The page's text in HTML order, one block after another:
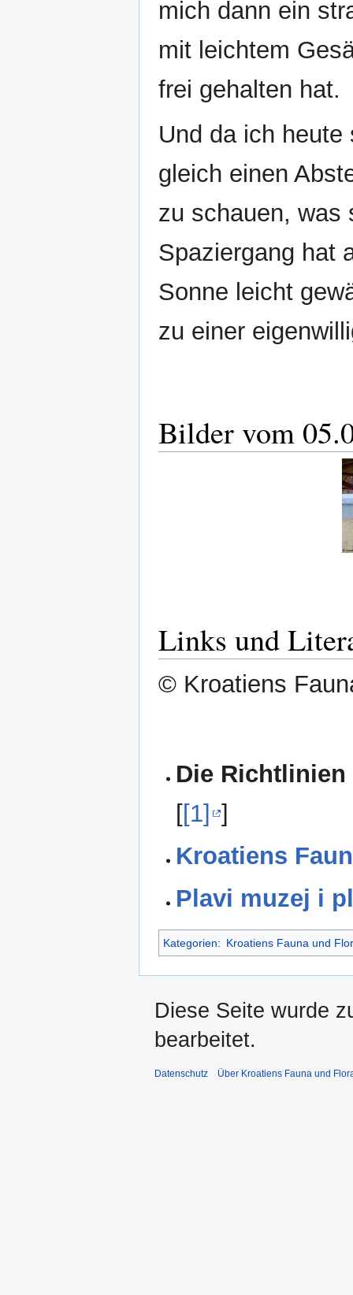
mich dann ein
mit leichtem
frei gehalten hat.
Und da ich
gleich einen
zu schauen, was
Spaziergang hat
Sonne leicht
zu einer
Bilder vom
Links und
© Kroatiens
Die
[[1] ]
Kroatiens
Plavi muzej i
Kategorien: Kroatiens Fauna und
Diese Seite wurde
bearbeitet.
Datenschutz Über Kroatiens Fauna und